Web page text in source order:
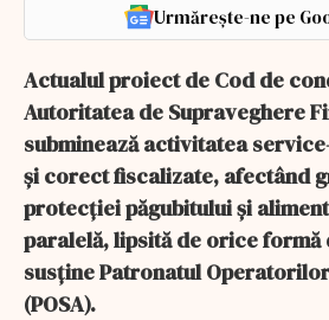
Urmărește-ne pe
Actualul proiect de Cod de
Autoritatea de Supraveghere
subminează activitatea
şi corect fiscalizate, afectând
protecţiei păgubitului şi
paralelă, lipsită de orice formă
susţine Patronatul
(POSA).